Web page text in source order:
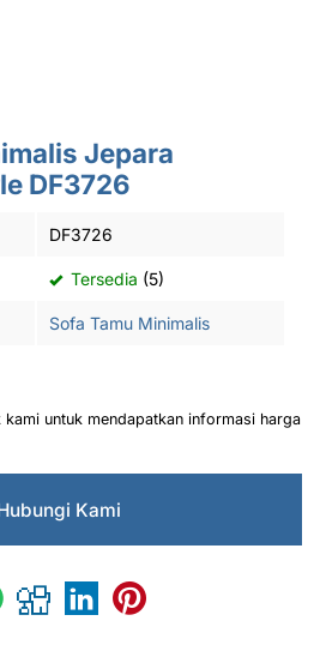
Jepara
DF3726
DF3726
Tersedia (5)
Sofa Tamu Minimalis
untuk mendapatkan informasi harga
Kami